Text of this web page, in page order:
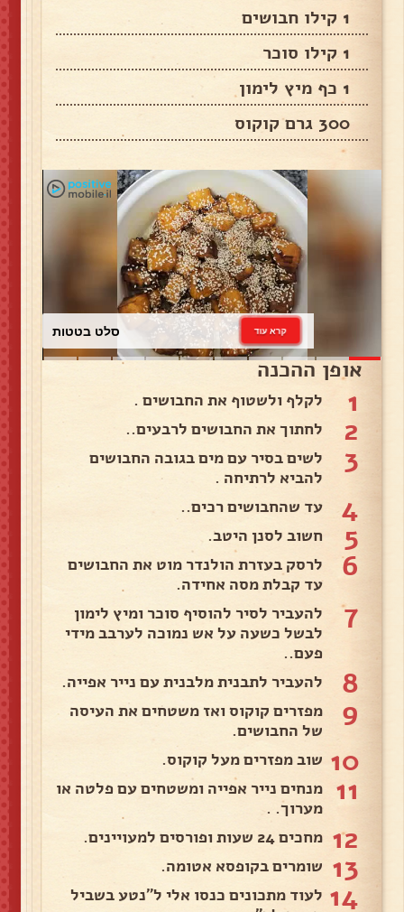
1 קילו חבושים
1 קילו סוכר
1 כף מיץ לימון
300 גרם קוקוס
כרוב לבן קרא עוד
אופן ההכנה
1 לקלף ולשטוף את החבושים .
2 לחתוך את החבושים לרבעים..
3
לשים בסיר עם מים בגובה החבושים
להביא לרתיחה .
4 עד שהחבושים רכים..
5 חשוב לסנן היטב.
6
לרסק בעזרת הולנדר מוט את החבושים
עד קבלת מסה אחידה.
7
להעביר לסיר להוסיף סוכר ומיץ לימון
לבשל כשעה על אש נמוכה לערבב מידי
פעם..
8 להעביר לתבנית מלבנית עם נייר אפייה.
9
מפזרים קוקוס ואז משטחים את העיסה
של החבושים.
10 שוב מפזרים מעל קוקוס.
11
מנחים נייר אפייה ומשטחים עם פלטה או
מערוך. .
12 מחכים 24 שעות ופורסים למעויינים.
13 שומרים בקופסא אטומה.
14 לעוד מתכונים כנסו אלי ל"נטע בשביל